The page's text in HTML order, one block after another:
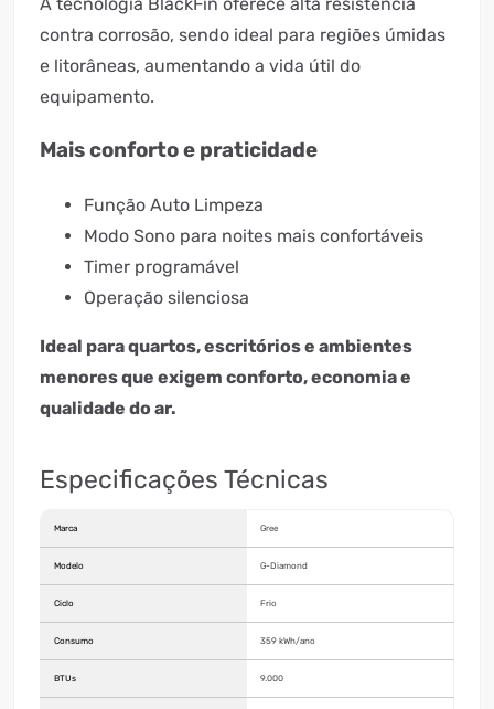
contra corrosão, sendo ideal para regiões úmidas
e litorâneas, aumentando a vida útil do
equipamento.
Mais conforto e praticidade
Função Auto Limpeza
Modo Sono para noites mais confortáveis
Timer programável
Operação silenciosa
Ideal para quartos, escritórios e ambientes
menores que exigem conforto, economia e
qualidade do ar.
Especificações Técnicas
Marca Gree
Modelo G-Diamond
Ciclo Frio
Consumo 359 kWh/ano
BTUs 9.000